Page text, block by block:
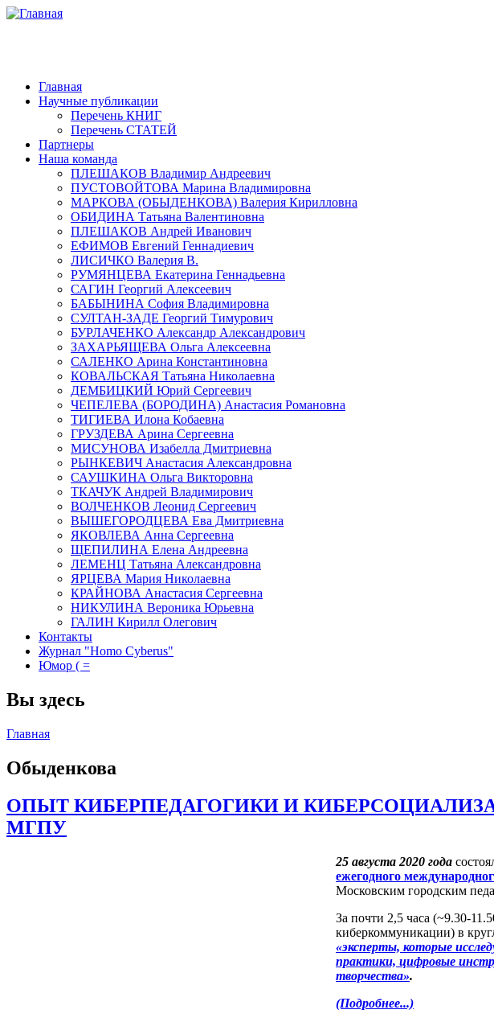
Главная
Научные публикации
Перечень КНИГ
Перечень СТАТЕЙ
Партнеры
Наша команда
ПЛЕШАКОВ Владимир Андреевич
ПУСТОВОЙТОВА Марина Владимировна
МАРКОВА (ОБЫДЕНКОВА) Валерия Кирилловна
ОБИДИНА Татьяна Валентиновна
ПЛЕШАКОВ Андрей Иванович
ЕФИМОВ Евгений Геннадиевич
ЛИСИЧКО Валерия В.
РУМЯНЦЕВА Екатерина Геннадьевна
САГИН Георгий Алексеевич
БАБЫНИНА София Владимировна
СУЛТАН-ЗАДЕ Георгий Тимурович
БУРЛАЧЕНКО Александр Александрович
ЗАХАРЬЯЩЕВА Ольга Алексеевна
САЛЕНКО Арина Константиновна
КОВАЛЬСКАЯ Татьяна Николаевна
ДЕМБИЦКИЙ Юрий Сергеевич
ЧЕПЕЛЕВА (БОРОДИНА) Анастасия Романовна
ТИГИЕВА Илона Кобаевна
ГРУЗДЕВА Арина Сергеевна
МИСУНОВА Изабелла Дмитриевна
РЫНКЕВИЧ Анастасия Александровна
САУШКИНА Ольга Викторовна
ТКАЧУК Андрей Владимирович
ВОЛЧЕНКОВ Леонид Сергеевич
ВЫШЕГОРОДЦЕВА Ева Дмитриевна
ЯКОВЛЕВА Анна Сергеевна
ЩЕПИЛИНА Елена Андреевна
ЛЕМЕНЦ Татьяна Александровна
ЯРЦЕВА Мария Николаевна
КРАЙНОВА Анастасия Сергеевна
НИКУЛИНА Вероника Юрьевна
ГАЛИН Кирилл Олегович
Контакты
Журнал "Homo Cyberus"
Юмор ( =
Вы здесь
Главная
Обыденкова
ОПЫТ КИБЕРПЕДАГОГИКИ И
МГПУ
25 августа 2020 года
ежегодного
Московским городским
За почти 2,5 часа (~9.30-
киберкоммуникации) в
«эксперты, которые
практики, цифровые
творчества».
(Подробнее...)